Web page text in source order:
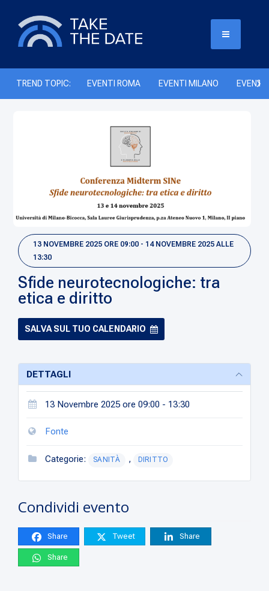
TREND TOPIC: EVENTI ROMA EVENTI MILANO EVENTI
13 NOVEMBRE 2025 ORE 09:00 - 14 NOVEMBRE 2025 ALLE
13:30
Sfide neurotecnologiche: tra
etica e diritto
SALVA SUL TUO CALENDARIO
DETTAGLI
13 Novembre 2025 ore 09:00 - 13:30
Fonte
Categorie: SANITÀ , DIRITTO
Condividi evento
Share Tweet Share
Share